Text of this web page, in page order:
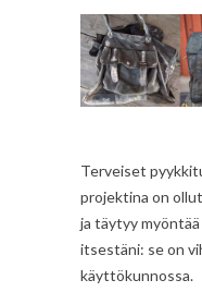
Terveiset
projektina on
ja täytyy
itsestäni: se on
käyttökunnossa.